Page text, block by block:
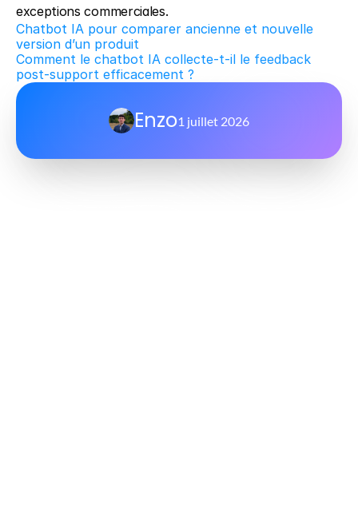
exceptions commerciales.
Chatbot IA pour comparer ancienne et nouvelle
version d’un produit
Comment le chatbot IA collecte-t-il le feedback
post-support efficacement ?
Enzo1 juillet 2026